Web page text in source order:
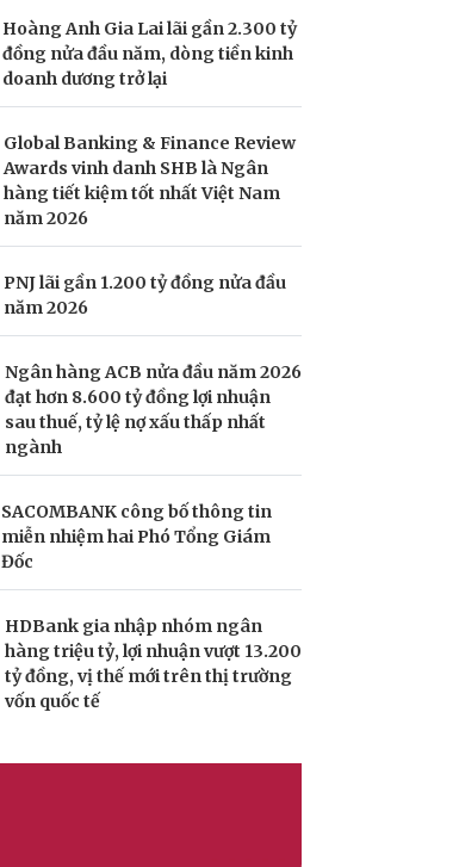
Hoàng Anh Gia Lai lãi gần 2.300 tỷ
đồng nửa đầu năm, dòng tiền kinh
doanh dương trở lại
Global Banking & Finance Review
Awards vinh danh SHB là Ngân
hàng tiết kiệm tốt nhất Việt Nam
năm 2026
PNJ lãi gần 1.200 tỷ đồng nửa đầu
năm 2026
Ngân hàng ACB nửa đầu năm 2026
đạt hơn 8.600 tỷ đồng lợi nhuận
sau thuế, tỷ lệ nợ xấu thấp nhất
ngành
SACOMBANK công bố thông tin
miễn nhiệm hai Phó Tổng Giám
Đốc
HDBank gia nhập nhóm ngân
hàng triệu tỷ, lợi nhuận vượt 13.200
tỷ đồng, vị thế mới trên thị trường
vốn quốc tế